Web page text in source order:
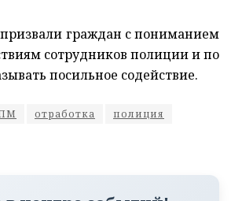
граждан с пониманием
сотрудников полиции и по
посильное содействие.
отработка
полиция